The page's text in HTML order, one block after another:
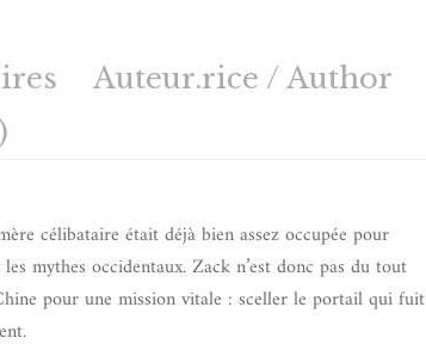
Auteur.rice / Author
célibataire était déjà bien assez occupée pour
mythes occidentaux. Zack n’est donc pas du tout
pour une mission vitale : sceller le portail qui fuit